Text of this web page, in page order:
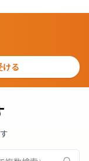
ける